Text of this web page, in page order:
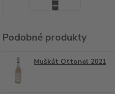
Podobné produkty
Muškát Ottonel 2021